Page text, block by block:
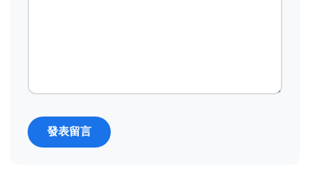
發表留言